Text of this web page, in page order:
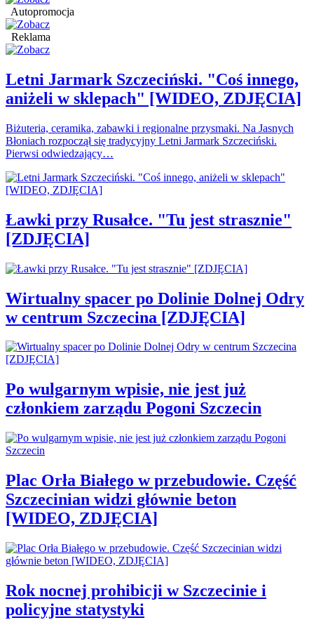
Autopromocja
Reklama
Letni Jarmark Szczeciński. "Coś innego,
aniżeli w sklepach" [WIDEO, ZDJĘCIA]
Biżuteria, ceramika, zabawki i regionalne przysmaki. Na Jasnych
Błoniach rozpoczął się tradycyjny Letni Jarmark Szczeciński.
Pierwsi odwiedzający…
Ławki przy Rusałce. "Tu jest strasznie"
[ZDJĘCIA]
Wirtualny spacer po Dolinie Dolnej Odry
w centrum Szczecina [ZDJĘCIA]
Po wulgarnym wpisie, nie jest już
członkiem zarządu Pogoni Szczecin
Plac Orła Białego w przebudowie. Część
Szczecinian widzi głównie beton
[WIDEO, ZDJĘCIA]
Rok nocnej prohibicji w Szczecinie i
policyjne statystyki